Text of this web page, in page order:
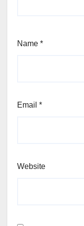
Name *
Email *
Website